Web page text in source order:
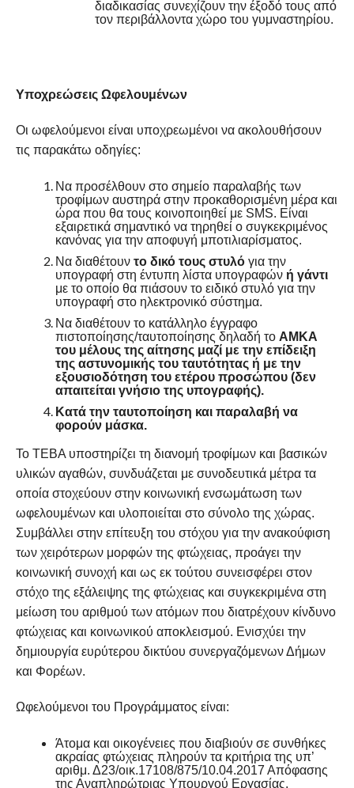
διαδικασίας συνεχίζουν την έξοδό τους από
τον περιβάλλοντα χώρο του γυμναστηρίου.
Υποχρεώσεις Ωφελουμένων
Οι ωφελούμενοι είναι υποχρεωμένοι να ακολουθήσουν
τις παρακάτω οδηγίες:
Να προσέλθουν στο σημείο παραλαβής των
τροφίμων αυστηρά στην προκαθορισμένη μέρα και
ώρα που θα τους κοινοποιηθεί με SMS. Είναι
εξαιρετικά σημαντικό να τηρηθεί ο συγκεκριμένος
κανόνας για την αποφυγή μποτιλιαρίσματος.
Να διαθέτουν το δικό τους στυλόγια την
υπογραφή στη έντυπη λίστα υπογραφών ή γάντι
με το οποίο θα πιάσουν το ειδικό στυλό για την
υπογραφή στο ηλεκτρονικό σύστημα.
Να διαθέτουν το κατάλληλο έγγραφο
πιστοποίησης/ταυτοποίησης δηλαδή το ΑΜΚΑ
του μέλους της αίτησης μαζί με την επίδειξη
της αστυνομικής του ταυτότητας ή με την
εξουσιοδότηση του ετέρου προσώπου (δεν
απαιτείται γνήσιο της υπογραφής).
Κατά την ταυτοποίηση και παραλαβή να
φορούν μάσκα.
Το ΤΕΒΑ υποστηρίζει τη διανομή τροφίμων και βασικών
υλικών αγαθών, συνδυάζεται με συνοδευτικά μέτρα τα
οποία στοχεύουν στην κοινωνική ενσωμάτωση των
ωφελουμένων και υλοποιείται στο σύνολο της χώρας.
Συμβάλλει στην επίτευξη του στόχου για την ανακούφιση
των χειρότερων μορφών της φτώχειας, προάγει την
κοινωνική συνοχή και ως εκ τούτου συνεισφέρει στον
στόχο της εξάλειψης της φτώχειας και συγκεκριμένα στη
μείωση του αριθμού των ατόμων που διατρέχουν κίνδυνο
φτώχειας και κοινωνικού αποκλεισμού. Ενισχύει την
δημιουργία ευρύτερου δικτύου συνεργαζόμενων Δήμων
και Φορέων.
Ωφελούμενοι του Προγράμματος είναι:
Άτομα και οικογένειες που διαβιούν σε συνθήκες
ακραίας φτώχειας πληρούν τα κριτήρια της υπ’
αριθμ. Δ23/οικ.17108/875/10.04.2017 Απόφασης
της Αναπληρώτριας Υπουργού Εργασίας,